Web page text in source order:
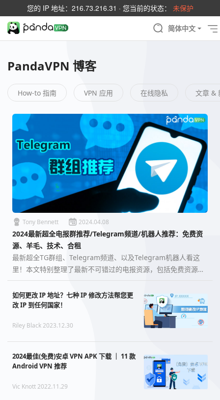
您的 IP 地址： 216.73.216.31 · 您当前的状态： 未保护
简体中文
PandaVPN 博客
How-to 指南 VPN 应用 在线隐私 文章 &
Tony Bennett 2024.04.08
2024最新超全电报群推荐/Telegram频道/机器人推荐：免费资
源、羊毛、技术、合租
最新超全TG群组、Telegram频道、以及Telegram机器人看这
里！本文特别整理了最新不可错过的电报资源，包括免费资源、
羊毛、技术、合租等，应有尽有。…
如何更改 IP 地址？七种 IP 修改方法帮您更
改 IP 到任何国家！
Riley Black 2023.12.30
2024最佳(免费)安卓 VPN APK 下载 ｜ 11 款
Android VPN 推荐
Vic Knott 2022.11.29